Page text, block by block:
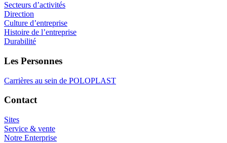
Secteurs d’activités
Direction
Culture d’entreprise
Histoire de l’entreprise
Durabilité
Les Personnes
Carrières au sein de POLOPLAST
Contact
Sites
Service & vente
Notre Enterprise